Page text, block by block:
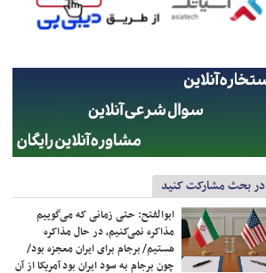
در بحث مشارکت کنید
ابوالفتح: حتی زمانی که می‌گوییم
مذاکره نمی‌کنیم، در حال مذاکره
هستیم/ برجام برای ایران معجزه بود/
چون برجام به سود ایران بود آمریکا از آن